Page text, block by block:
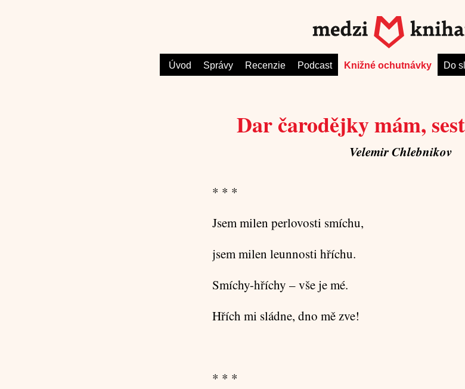
Úvod Správy Recenzie Podcast Knižné ochutnávky Do
Dar čarodějky mám,
Velemir Chlebnikov
* * *
Jsem milen perlovosti smíchu,
jsem milen leunnosti hříchu.
Smíchy-hříchy – vše je mé.
Hřích mi sládne, dno mě zve!
* * *